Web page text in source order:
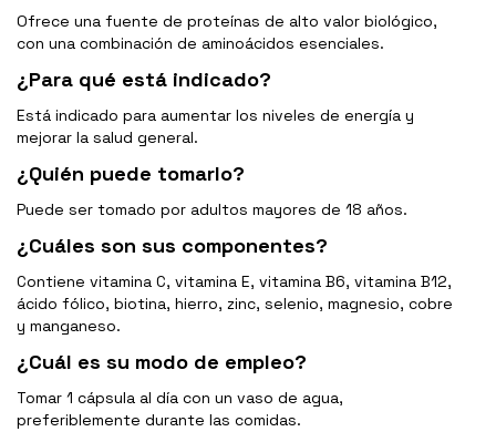
Ofrece una fuente de proteínas de alto valor biológico,
con una combinación de aminoácidos esenciales.
¿Para qué está indicado?
Está indicado para aumentar los niveles de energía y
mejorar la salud general.
¿Quién puede tomarlo?
Puede ser tomado por adultos mayores de 18 años.
¿Cuáles son sus componentes?
Contiene vitamina C, vitamina E, vitamina B6, vitamina B12,
ácido fólico, biotina, hierro, zinc, selenio, magnesio, cobre
y manganeso.
¿Cuál es su modo de empleo?
Tomar 1 cápsula al día con un vaso de agua,
preferiblemente durante las comidas.